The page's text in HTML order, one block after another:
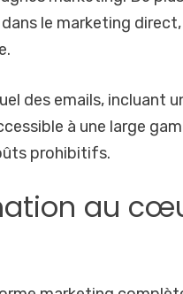
le marketing direct,
des emails, incluant
à une large
prohibitifs.
au